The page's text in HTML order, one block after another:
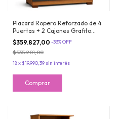
Placard Ropero Reforzado de 4
Puertas + 2 Cajones Grafito
Teca Maximo Fortaleza
$359.827,00 -33%OFF
$535.201,00
18x $19.990,39 sin interés